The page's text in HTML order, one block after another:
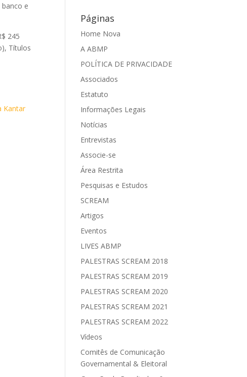
e
245
Títulos
Kantar
Páginas
Home Nova
A ABMP
POLÍTICA DE PRIVACIDADE
Associados
Estatuto
Informações Legais
Notícias
Entrevistas
Associe-se
Área Restrita
Pesquisas e Estudos
SCREAM
Artigos
Eventos
LIVES ABMP
PALESTRAS SCREAM 2018
PALESTRAS SCREAM 2019
PALESTRAS SCREAM 2020
PALESTRAS SCREAM 2021
PALESTRAS SCREAM 2022
Vídeos
Comitês de Comunicação
Governamental & Eleitoral